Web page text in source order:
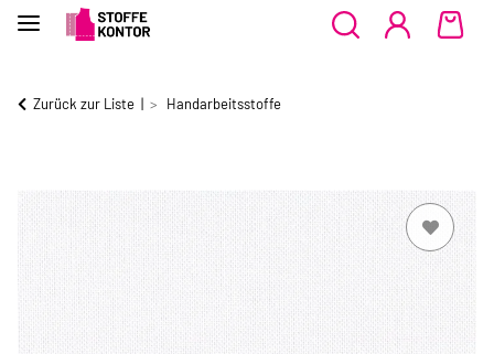
Zurück zur Liste Handarbeitsstoffe